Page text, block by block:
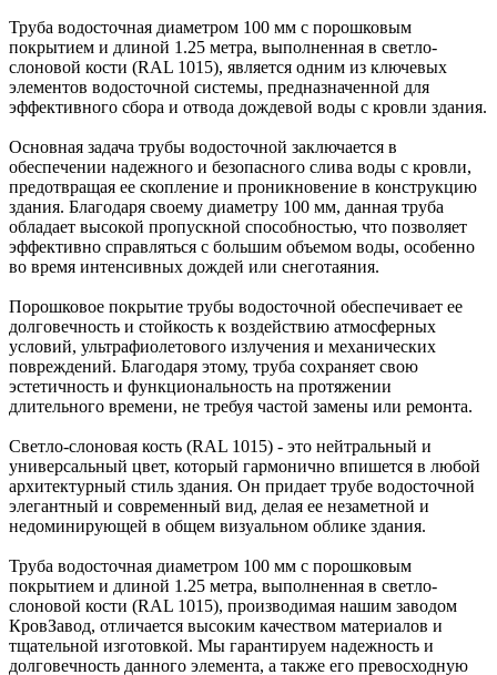
Труба водосточная диаметром 100 мм с порошковым
покрытием и длиной 1.25 метра, выполненная в светло-
слоновой кости (RAL 1015), является одним из ключевых
элементов водосточной системы, предназначенной для
эффективного сбора и отвода дождевой воды с кровли здания.
Основная задача трубы водосточной заключается в
обеспечении надежного и безопасного слива воды с кровли,
предотвращая ее скопление и проникновение в конструкцию
здания. Благодаря своему диаметру 100 мм, данная труба
обладает высокой пропускной способностью, что позволяет
эффективно справляться с большим объемом воды, особенно
во время интенсивных дождей или снеготаяния.
Порошковое покрытие трубы водосточной обеспечивает ее
долговечность и стойкость к воздействию атмосферных
условий, ультрафиолетового излучения и механических
повреждений. Благодаря этому, труба сохраняет свою
эстетичность и функциональность на протяжении
длительного времени, не требуя частой замены или ремонта.
Светло-слоновая кость (RAL 1015) - это нейтральный и
универсальный цвет, который гармонично впишется в любой
архитектурный стиль здания. Он придает трубе водосточной
элегантный и современный вид, делая ее незаметной и
недоминирующей в общем визуальном облике здания.
Труба водосточная диаметром 100 мм с порошковым
покрытием и длиной 1.25 метра, выполненная в светло-
слоновой кости (RAL 1015), производимая нашим заводом
КровЗавод, отличается высоким качеством материалов и
тщательной изготовкой. Мы гарантируем надежность и
долговечность данного элемента, а также его превосходную